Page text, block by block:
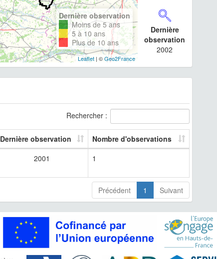
Dernière observation
Moins de 5 ans
5 à 10 ans
Plus de 10 ans
Leaflet| ©Geo2France
Dernière
observation
2002
Rechercher :
Dernière observation
Nombre d'observations
2001 1
Précédent 1 Suivant